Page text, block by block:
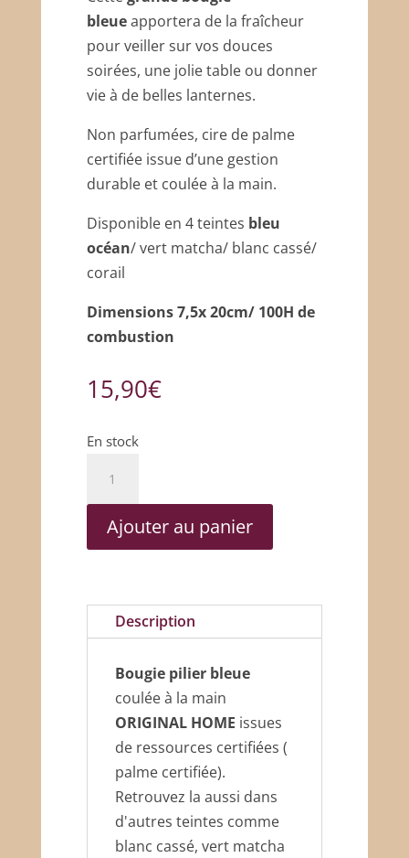
bleueapportera de la fraîcheur
pour veiller sur vos douces
soirées, une jolie table ou donner
vie à de belles lanternes.
Non parfumées, cire de palme
certifiée issue d’une gestion
durable et coulée à la main.
Disponible en 4 teintes bleu
océan/ vert matcha/ blanc cassé/
corail
Dimensions 7,5x 20cm/ 100H de
combustion
15,90€
En stock
pilierAjouter au panier
Description
Bougie pilier bleue
coulée à la main
ORIGINAL HOME issues
de ressources certifiées (
palme certifiée).
Retrouvez la aussi dans
d'autres teintes comme
blanc cassé, vert matcha